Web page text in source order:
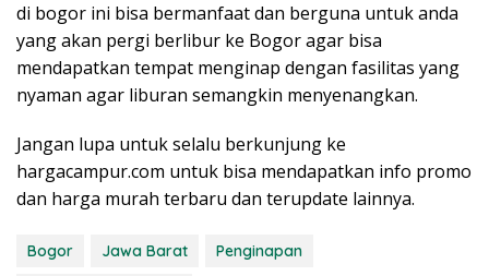
di bogor ini bisa bermanfaat dan berguna untuk anda
yang akan pergi berlibur ke Bogor agar bisa
mendapatkan tempat menginap dengan fasilitas yang
nyaman agar liburan semangkin menyenangkan.
Jangan lupa untuk selalu berkunjung ke
hargacampur.com untuk bisa mendapatkan info promo
dan harga murah terbaru dan terupdate lainnya.
Bogor Jawa Barat
Penginapan